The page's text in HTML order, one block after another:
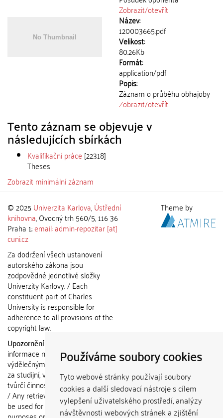
Používáme soubory cookies
Tyto webové stránky používají soubory
cookies a další sledovací nástroje s cílem
vylepšení uživatelského prostředí, analýzy
návštěvnosti webových stránek a zjištění
Zobrazit/otevřít
Název:
120003665.pdf
Velikost:
80.26Kb
Formát:
application/pdf
Popis:
Záznam o průběhu obhajoby
Zobrazit/otevřít
Tento záznam se objevuje v
následujících sbírkách
Kvalifikační práce [22318]
Theses
Zobrazit minimální záznam
© 2025 Univerzita Karlova,Ústřední
knihovna, Ovocný trh 560/5, 116 36
Praha 1;email: admin-repozitar [at]
cuni.cz
Za dodržení všech ustanovení
autorského zákona jsou
zodpovědné jednotlivé složky
Univerzity Karlovy. / Each
constituent part of Charles
University is responsible for
adherence to all provisions of the
copyright law.
Upozornění / Notice:
informace nemohou být použity k
výdělečným účelům nebo vydávány
za studijní, vědeckou nebo jinou
tvůrčí činnost jiné osoby než autora.
/ Any retrieved information shall not
be used for any commercial
Theme by